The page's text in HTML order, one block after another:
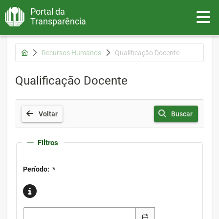
Portal da
Transparência
Recursos Humanos Qualificação Docente
Qualificação Docente
Voltar Buscar
Filtros
Período: *